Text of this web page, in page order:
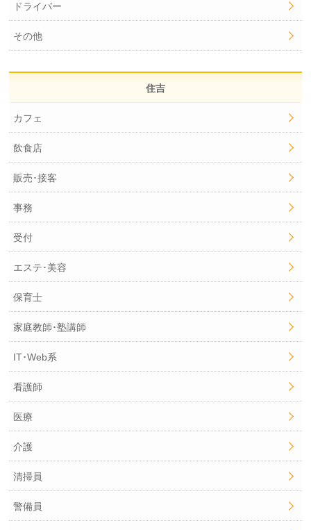
ドライバー
その他
住吉
カフェ
飲食店
販売･接客
事務
受付
エステ･美容
保育士
家庭教師･塾講師
IT･Web系
看護師
医療
介護
清掃員
警備員